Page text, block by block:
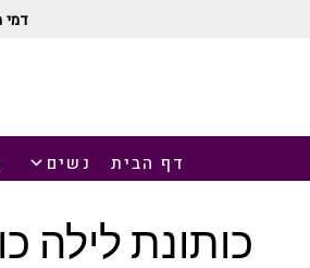
דמי
דף הבית נשים
כותונת לילה